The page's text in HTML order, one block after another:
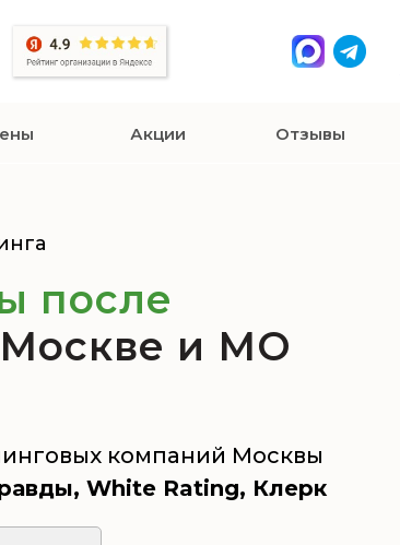
Отзывы
Акции
после
и МО
компаний Москвы
White Rating, Клерк